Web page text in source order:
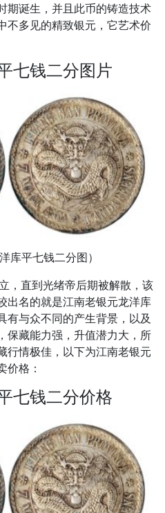
期诞生，并且此币的铸造技术
不多见的精致银元，它艺术价
七钱二分图片
库平七钱二分图）
直到光绪帝后期被解散，该
出名的就是江南老银元龙洋库
有与众不同的产生背景，以及
保藏能力强，升值潜力大，所
行情极佳，以下为江南老银元
价格：
七钱二分价格